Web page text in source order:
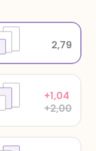
+1,04
+2,00
2,79